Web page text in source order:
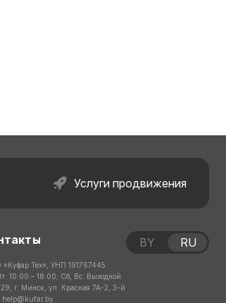
Услуги продвижения
Тех», УНП 191767445
10:00 – 18:00; Сб, Вс: Выходной
г. Минск, ул. Красная 7А-2, 3-й
help@kufar.by
BY RU